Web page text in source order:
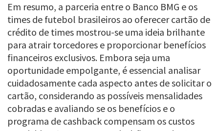
Em resumo, a parceria entre o Banco BMG e os
times de futebol brasileiros ao oferecer cartão de
crédito de times mostrou-se uma ideia brilhante
para atrair torcedores e proporcionar benefícios
financeiros exclusivos. Embora seja uma
oportunidade empolgante, é essencial analisar
cuidadosamente cada aspecto antes de solicitar o
cartão, considerando as possíveis mensalidades
cobradas e avaliando se os benefícios e o
programa de cashback compensam os custos